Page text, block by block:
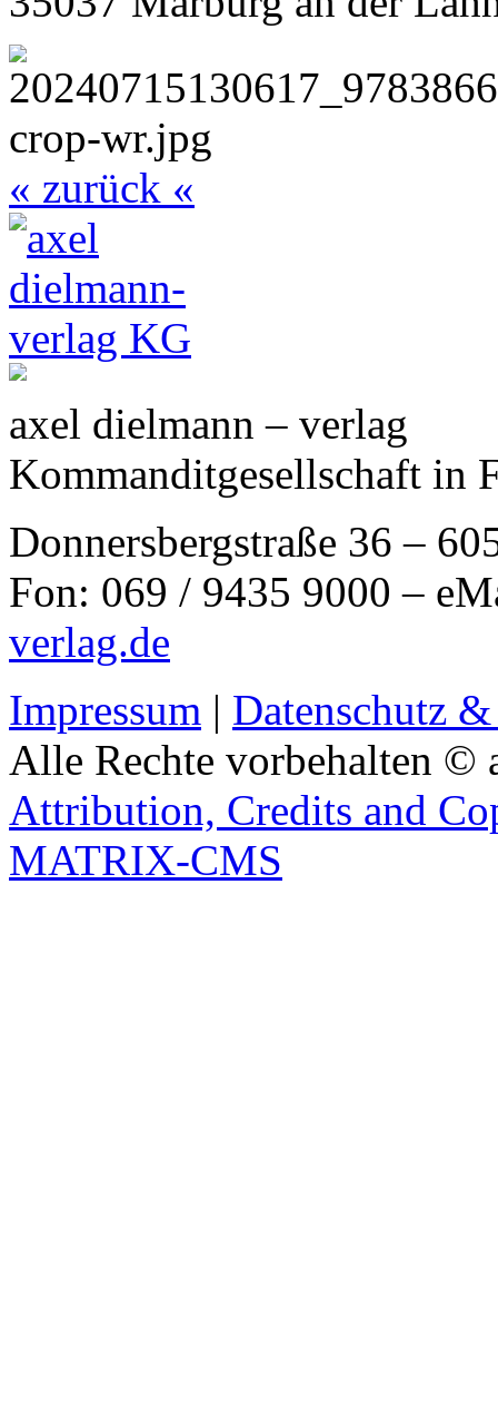
« zurück «
axel dielmann – verlag
Kommanditgesellschaft in
Donnersbergstraße 36 –
Fon: 069 / 9435 9000 –
verlag.de
Impressum | Datenschutz
Alle Rechte vorbehalten ©
Attribution, Credits and
MATRIX-CMS